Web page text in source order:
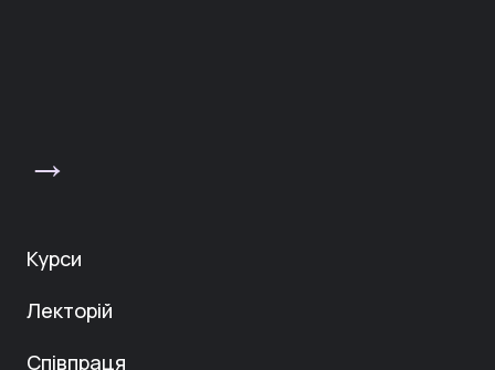
→
Курси
Лекторій
Співпраця